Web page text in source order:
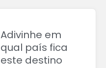
Adivinhe em
qual país fica
este destino